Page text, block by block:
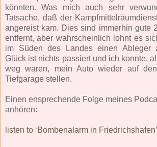
könnten. Was mich auch sehr
Tatsache, daß der
angereist kam. Dies sind immerhin gute
entfernt, aber wahrscheinlich lohnt es
im Süden des Landes einen Ableger
Glück ist nichts passiert und ich konnte,
weg waren, mein Auto wieder auf
Tiefgarage stellen.
Einen ensprechende Folge meines
anhören:
listen to ‘Bombenalarm in